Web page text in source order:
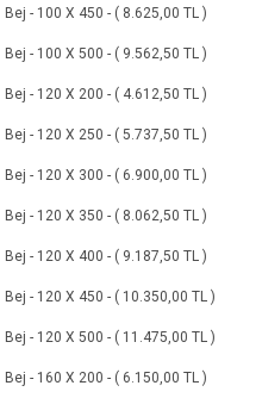
Bej - 100 X 450 - ( 8.625,00 TL )
Bej - 100 X 500 - ( 9.562,50 TL )
Bej - 120 X 200 - ( 4.612,50 TL )
Bej - 120 X 250 - ( 5.737,50 TL )
Bej - 120 X 300 - ( 6.900,00 TL )
Bej - 120 X 350 - ( 8.062,50 TL )
Bej - 120 X 400 - ( 9.187,50 TL )
Bej - 120 X 450 - ( 10.350,00 TL )
Bej - 120 X 500 - ( 11.475,00 TL )
Bej - 160 X 200 - ( 6.150,00 TL )